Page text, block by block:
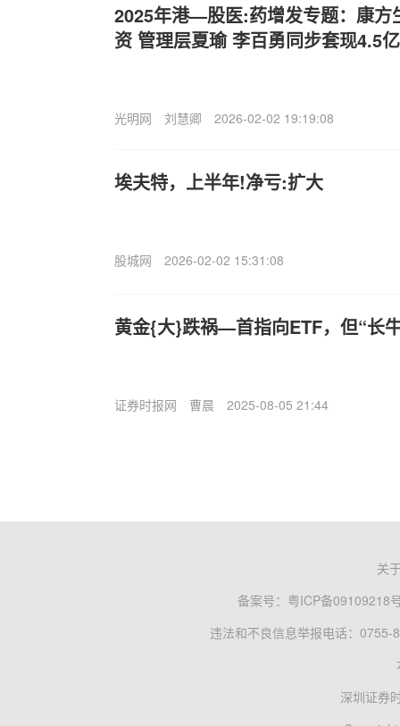
2025年港—股医:药增发专题：康方
资 管理层夏瑜 李百勇同步套现4.5
光明网 刘慧卿 2026-02-02 19:19:08
埃夫特，上半年!净亏:扩大
股城网 2026-02-02 15:31:08
黄金{大}跌祸—首指向ETF，但“长
证券时报网 曹晨 2025-08-05 21:44
关
备案号： 粤ICP备09109218
违法和不良信息举报电话：0755-
深圳证券